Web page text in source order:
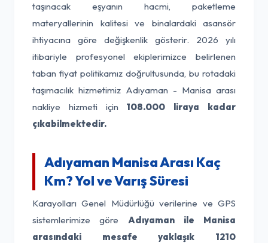
taşınacak eşyanın hacmi, paketleme
materyallerinin kalitesi ve binalardaki asansör
ihtiyacına göre değişkenlik gösterir. 2026 yılı
itibariyle profesyonel ekiplerimizce belirlenen
taban fiyat politikamız doğrultusunda, bu rotadaki
taşımacılık hizmetimiz Adıyaman - Manisa arası
nakliye hizmeti için 108.000 liraya kadar
çıkabilmektedir.
Adıyaman Manisa Arası Kaç
Km? Yol ve Varış Süresi
Karayolları Genel Müdürlüğü verilerine ve GPS
sistemlerimize göre Adıyaman ile Manisa
arasındaki mesafe yaklaşık 1210